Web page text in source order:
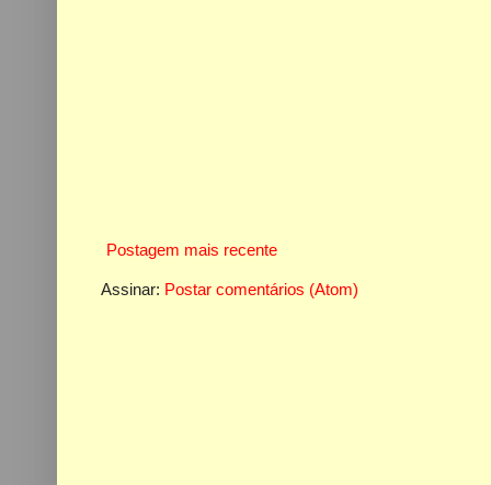
Postagem mais recente
Assinar: Postar comentários (Atom)